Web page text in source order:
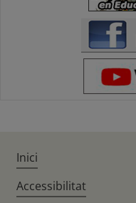
Inici
Accessibilitat